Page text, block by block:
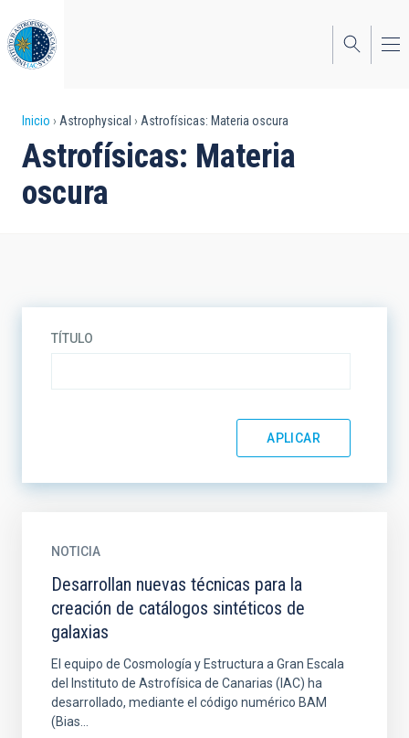
al
contenido
principal
Sobrescribir
enlaces
de
Inicio Astrophysical Astrofísicas: Materia oscura
Astrofísicas: Materia
oscura
TÍTULO
NOTICIA
Desarrollan nuevas técnicas para la
creación de catálogos sintéticos de
galaxias
El equipo de Cosmología y Estructura a Gran Escala
del Instituto de Astrofísica de Canarias (IAC) ha
desarrollado, mediante el código numérico BAM
(Bias...